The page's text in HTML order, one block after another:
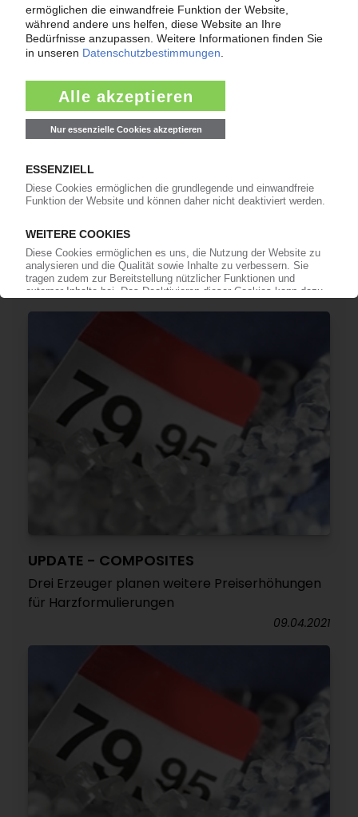
COMPOSITES
Frachtzuschläge ergänzen Preiserhöhungen bei
AOC, Interplastic und Polynt
20.09.2021
UPDATE - COMPOSITES
Drei Erzeuger planen weitere Preiserhöhungen
für Harzformulierungen
09.04.2021